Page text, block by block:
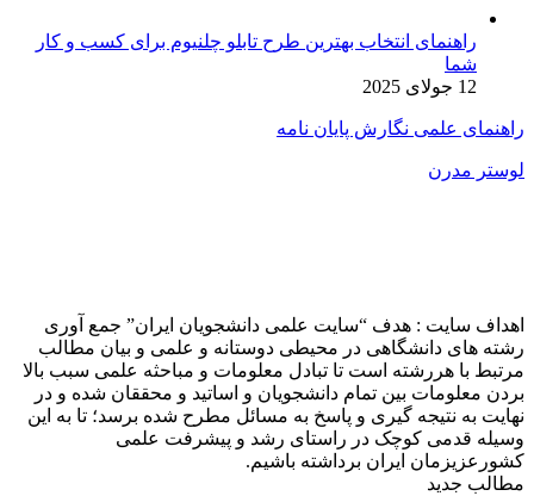
راهنمای انتخاب بهترین طرح تابلو چلنیوم برای کسب و کار
شما
12 جولای 2025
راهنمای علمی نگارش پایان نامه
لوستر مدرن
اهداف سایت : هدف “سایت علمی دانشجویان ایران” جمع آوری
رشته های دانشگاهی در محیطی دوستانه و علمی و بیان مطالب
مرتبط با هررشته است تا تبادل معلومات و مباحثه علمی سبب بالا
بردن معلومات بین تمام دانشجویان و اساتید و محققان شده و در
نهایت به نتیجه گیری و پاسخ به مسائل مطرح شده برسد؛ تا به این
وسیله قدمی کوچک در راستای رشد و پیشرفت علمی
کشورعزیزمان ایران برداشته باشیم.
مطالب جدید